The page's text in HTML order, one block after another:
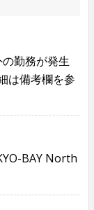
勤務が発生
は備考欄を参
BAY North